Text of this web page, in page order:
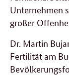
Unternehmen
großer
Dr. Martin
Fertilität am